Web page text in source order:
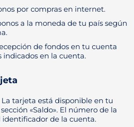
por compras en internet.
a la moneda de tu país según
de fondos en tu cuenta
indicados en la cuenta.
tarjeta está disponible en tu
«Saldo». El número de la
de la cuenta.